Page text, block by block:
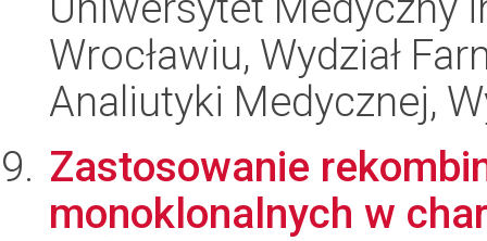
Wrocławiu, Wydział
Analiutyki Medycznej,
Zastosowanie
monoklonalnych w